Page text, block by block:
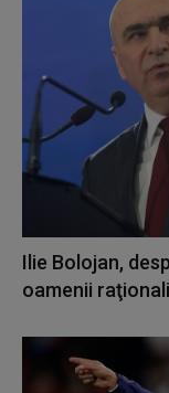
Ilie Bolojan,
oamenii